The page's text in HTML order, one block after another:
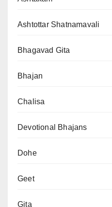
Ashtottar Shatnamavali
Bhagavad Gita
Bhajan
Chalisa
Devotional Bhajans
Dohe
Geet
Gita